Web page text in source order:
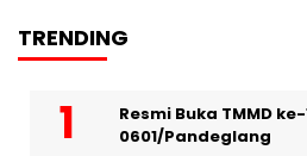
TRENDING
Resmi Buka TMMD
0601/Pandeglang